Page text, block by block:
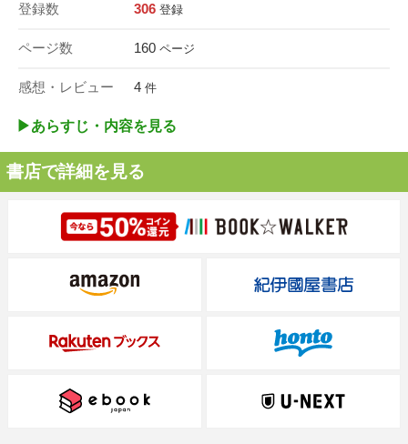
登録数 306 登録
ページ数 160 ページ
感想・レビュー 4 件
▶︎あらすじ・内容を見る
書店で詳細を見る